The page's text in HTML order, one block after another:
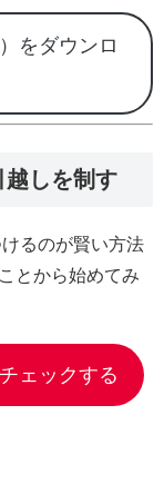
をダウンロ
越しを制す
るのが賢い方法
とから始めてみ
ェックする